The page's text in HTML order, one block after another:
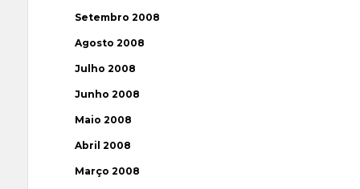
Setembro 2008
Agosto 2008
Julho 2008
Junho 2008
Maio 2008
Abril 2008
Março 2008